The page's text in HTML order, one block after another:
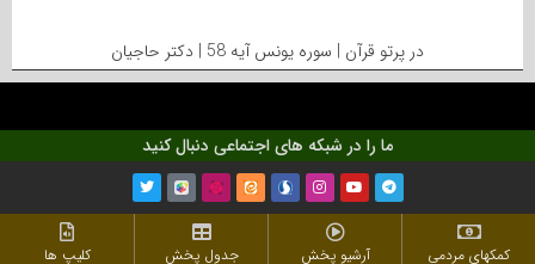
در پرتو قرآن | سوره یونس آیه 58 | دکتر حاجیان
ما را در شبکه های اجتماعی دنبال کنید
کمکهای مردمی آرشیو پخش جدول پخش کلیپ ها